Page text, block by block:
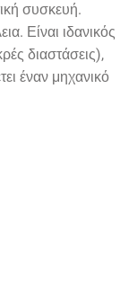
συσκευή.
Είναι ιδανικός
διαστάσεις),
έναν μηχανικό